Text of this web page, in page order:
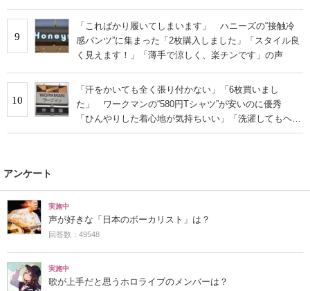
9
「こればかり履いてしまいます」 ハニーズの“接触冷
感パンツ”に集まった「2枚購入しました」「スタイル良
く見えます！」「薄手で涼しく、楽チンです」の声
10
「汗をかいても全く張り付かない」「6枚買いまし
た」 ワークマンの“580円Tシャツ”が安いのに優秀
「ひんやりした着心地が気持ちいい」「洗濯してもヘタ
らない」
アンケート
実施中
声が好きな「日本のボーカリスト」は？
回答数：49548
実施中
歌が上手だと思うホロライブのメンバーは？